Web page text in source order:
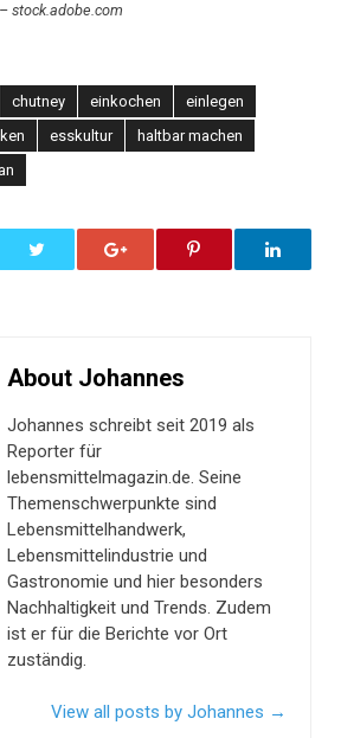
stock.adobe.com
chutney einkochen
einlegen
esskultur
haltbar machen
About Johannes
Johannes schreibt seit 2019 als
Reporter für
lebensmittelmagazin.de. Seine
Themenschwerpunkte sind
Lebensmittelhandwerk,
Lebensmittelindustrie und
Gastronomie und hier besonders
Nachhaltigkeit und Trends. Zudem
ist er für die Berichte vor Ort
zuständig.
View all posts by Johannes →